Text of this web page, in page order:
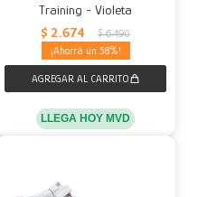
Training - Violeta
$ 2.674 $ 6.490
58
LLEGA HOY MVD